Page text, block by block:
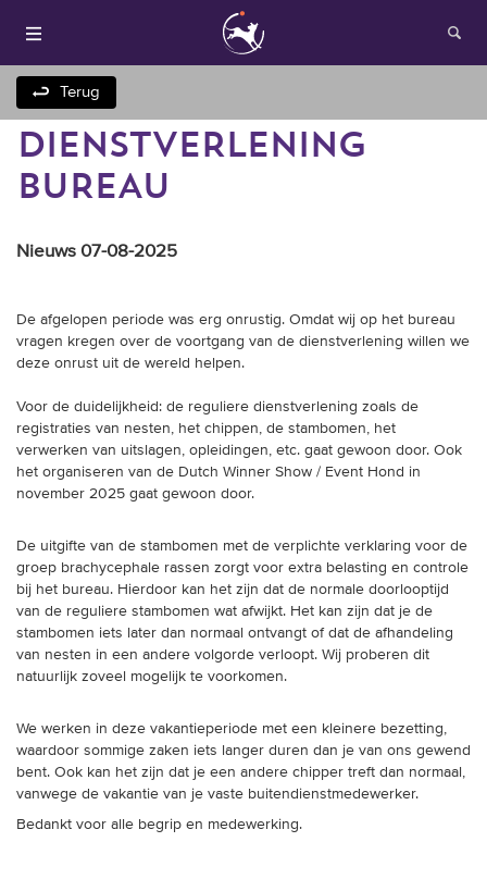
Fokken met je hond
Onze websites
Opleidingen en
trainingen
Zoek een vereniging
Activiteiten agenda
Inlog leden / officials
Terug
DIENSTVERLENING
BUREAU
Nieuws 07-08-2025
De afgelopen periode was erg onrustig. Omdat wij op het bureau
vragen kregen over de voortgang van de dienstverlening willen we
deze onrust uit de wereld helpen.
Voor de duidelijkheid: de reguliere dienstverlening zoals de
registraties van nesten, het chippen, de stambomen, het
verwerken van uitslagen, opleidingen, etc. gaat gewoon door. Ook
het organiseren van de Dutch Winner Show / Event Hond in
november 2025 gaat gewoon door.
De uitgifte van de stambomen met de verplichte verklaring voor de
groep brachycephale rassen zorgt voor extra belasting en controle
bij het bureau. Hierdoor kan het zijn dat de normale doorlooptijd
van de reguliere stambomen wat afwijkt. Het kan zijn dat je de
stambomen iets later dan normaal ontvangt of dat de afhandeling
van nesten in een andere volgorde verloopt. Wij proberen dit
natuurlijk zoveel mogelijk te voorkomen.
We werken in deze vakantieperiode met een kleinere bezetting,
waardoor sommige zaken iets langer duren dan je van ons gewend
bent. Ook kan het zijn dat je een andere chipper treft dan normaal,
vanwege de vakantie van je vaste buitendienstmedewerker.
Bedankt voor alle begrip en medewerking.